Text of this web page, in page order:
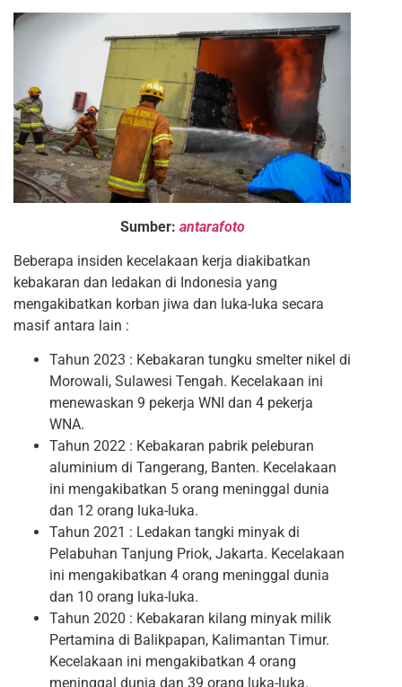
Sumber: antarafoto
Beberapa insiden kecelakaan kerja diakibatkan
kebakaran dan ledakan di Indonesia yang
mengakibatkan korban jiwa dan luka-luka secara
masif antara lain :
Tahun 2023 : Kebakaran tungku smelter nikel di
Morowali, Sulawesi Tengah. Kecelakaan ini
menewaskan 9 pekerja WNI dan 4 pekerja
WNA.
Tahun 2022 : Kebakaran pabrik peleburan
aluminium di Tangerang, Banten. Kecelakaan
ini mengakibatkan 5 orang meninggal dunia
dan 12 orang luka-luka.
Tahun 2021 : Ledakan tangki minyak di
Pelabuhan Tanjung Priok, Jakarta. Kecelakaan
ini mengakibatkan 4 orang meninggal dunia
dan 10 orang luka-luka.
Tahun 2020 : Kebakaran kilang minyak milik
Pertamina di Balikpapan, Kalimantan Timur.
Kecelakaan ini mengakibatkan 4 orang
meninggal dunia dan 39 orang luka-luka.